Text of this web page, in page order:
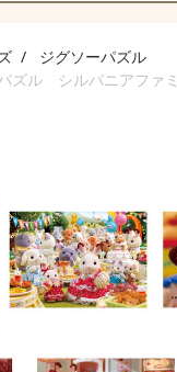
ジグソーパズル
パズル シルバニアファ